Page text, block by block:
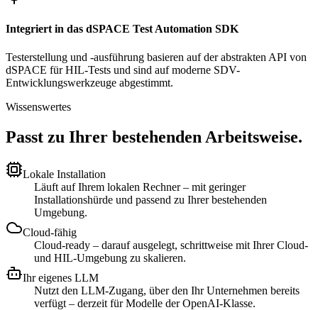
Integriert in das dSPACE Test Automation SDK
Testerstellung und -ausführung basieren auf der abstrakten API von
dSPACE für HIL-Tests und sind auf moderne SDV-
Entwicklungswerkzeuge abgestimmt.
Wissenswertes
Passt zu Ihrer bestehenden Arbeitsweise.
Lokale Installation
Läuft auf Ihrem lokalen Rechner – mit geringer
Installationshürde und passend zu Ihrer bestehenden
Umgebung.
Cloud-fähig
Cloud-ready – darauf ausgelegt, schrittweise mit Ihrer Cloud-
und HIL-Umgebung zu skalieren.
Ihr eigenes LLM
Nutzt den LLM-Zugang, über den Ihr Unternehmen bereits
verfügt – derzeit für Modelle der OpenAI-Klasse.